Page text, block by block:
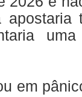
apostaria
uma
em